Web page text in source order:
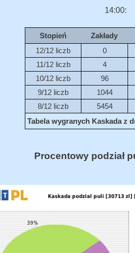
14:00:
Stopień Zakłady
12/12 liczb
0
11/12 liczb
4
10/12 liczb
96
9/12 liczb
1044
8/12 liczb
5454
Tabela wygranych Kaskada z
Procentowy podział